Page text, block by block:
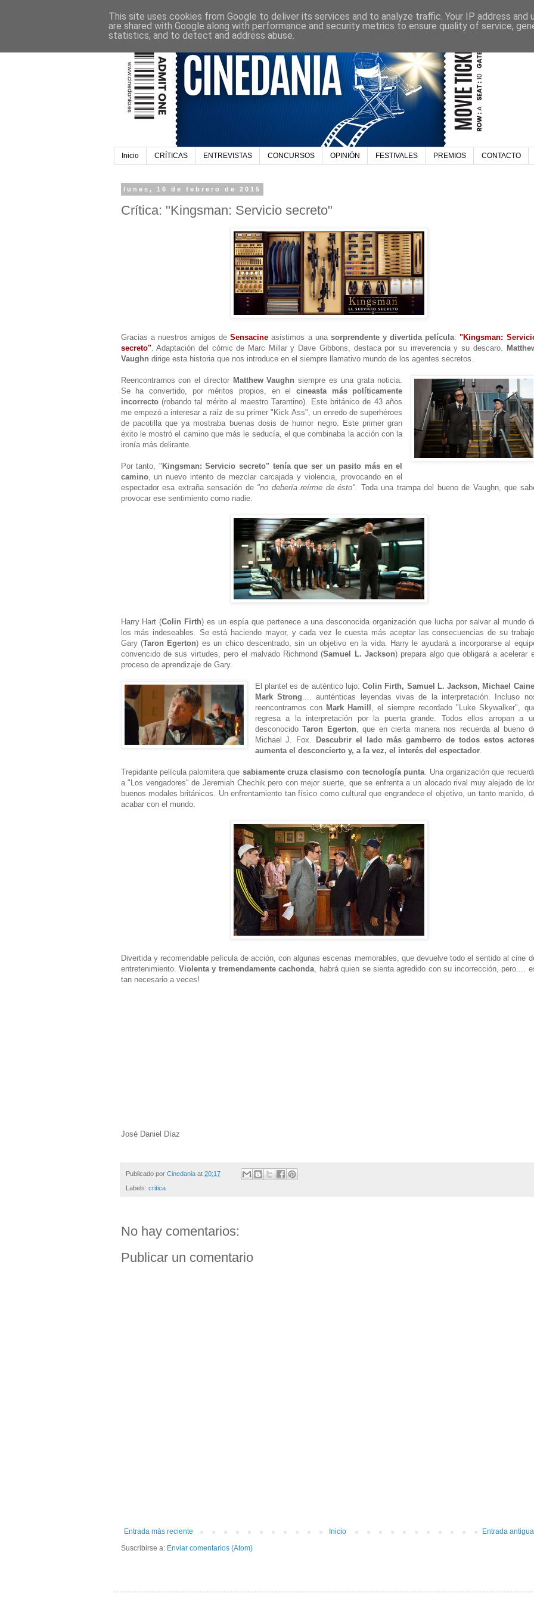
Inicio CRÍTICAS ENTREVISTAS CONCURSOS OPINIÓN FESTIVALES PREMIOS CONTACTO
lunes, 16 de febrero de 2015
Crítica: "Kingsman: Servicio secreto"
Gracias a nuestros amigos deSensacine asistimos a una sorprendente y divertida película:"Kingsman:
secreto". Adaptación del cómic de Marc Millar y Dave Gibbons, destaca por su irreverencia y su descaro.
Vaughn dirige esta historia que nos introduce en el siempre llamativo mundo de los agentes secretos.
Reencontrarnos con el director Matthew Vaughn siempre es una grata noticia.
Se ha convertido, por méritos propios, en el cineasta más políticamente
incorrecto(robando tal mérito al maestro Tarantino). Este británico de 43 años
me empezó a interesar a raíz de su primer "Kick Ass", un enredo de superhéroes
de pacotilla que ya mostraba buenas dosis de humor negro. Este primer gran
éxito le mostró el camino que más le seducía, el que combinaba la acción con la
ironía más delirante.
Por tanto, " Kingsman: Servicio secreto" tenía que ser un pasito más en el
camino, un nuevo intento de mezclar carcajada y violencia, provocando en el
espectador esa extraña sensación de "no debería reírme de ésto". Toda una trampa del bueno de Vaughn, que
provocar ese sentimiento como nadie.
Harry Hart (Colin Firth) es un espía que pertenece a una desconocida organización que lucha por salvar al mundo
los más indeseables. Se está haciendo mayor, y cada vez le cuesta más aceptar las consecuencias de su
Gary (Taron Egerton) es un chico descentrado, sin un objetivo en la vida. Harry le ayudará a incorporarse al
convencido de sus virtudes, pero el malvado Richmond (Samuel L. Jackson) prepara algo que obligará a acelerar
proceso de aprendizaje de Gary.
El plantel es de auténtico lujo:Colin Firth, Samuel L. Jackson, Michael
Mark Strong.... aunténticas leyendas vivas de la interpretación. Incluso
reencontramos con Mark Hamill , el siempre recordado "Luke Skywalker",
regresa a la interpretación por la puerta grande. Todos ellos arropan a
desconocidoTaron Egerton, que en cierta manera nos recuerda al bueno
Michael J. Fox.
Descubrir el lado más gamberro de todos estos
aumenta el desconcierto y, a la vez, el interés del espectador.
Trepidante película palomitera que sabiamente cruza clasismo con tecnología punta. Una organización que
a "Los vengadores" de Jeremiah Chechik pero con mejor suerte, que se enfrenta a un alocado rival muy alejado de
buenos modales británicos. Un enfrentamiento tan físico como cultural que engrandece el objetivo, un tanto manido,
acabar con el mundo.
Divertida y recomendable película de acción, con algunas escenas memorables, que devuelve todo el sentido al cine
entretenimiento. Violenta y tremendamente cachonda, habrá quien se sienta agredido con su incorrección, pero....
tan necesario a veces!
José Daniel Díaz
Publicado por Cinedania at 20:17
Labels: critica
No hay comentarios:
Publicar un comentario
Entrada más reciente Entrada antigua
Inicio
Suscribirse a: Enviar comentarios (Atom)
This site uses cookies from Google to deliver its services and to analyze traffic. Your IP address and
are shared with Google along with performance and security metrics to ensure quality of service,
statistics, and to detect and address abuse.